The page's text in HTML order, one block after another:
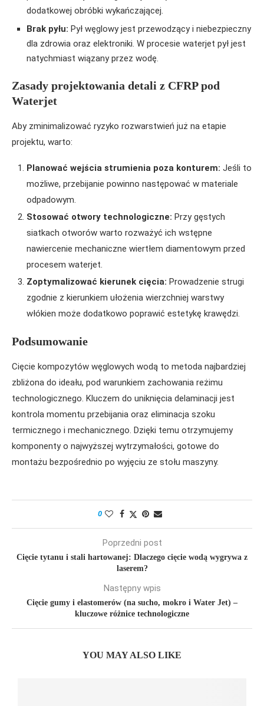
dodatkowej obróbki wykańczającej.
Brak pyłu: Pył węglowy jest przewodzący i niebezpieczny
dla zdrowia oraz elektroniki. W procesie waterjet pył jest
natychmiast wiązany przez wodę.
Zasady projektowania detali z CFRP pod
Waterjet
Aby zminimalizować ryzyko rozwarstwień już na etapie
projektu, warto:
Planować wejścia strumienia poza konturem: Jeśli to
możliwe, przebijanie powinno następować w materiale
odpadowym.
Stosować otwory technologiczne: Przy gęstych
siatkach otworów warto rozważyć ich wstępne
nawiercenie mechaniczne wiertłem diamentowym przed
procesem waterjet.
Zoptymalizować kierunek cięcia: Prowadzenie strugi
zgodnie z kierunkiem ułożenia wierzchniej warstwy
włókien może dodatkowo poprawić estetykę krawędzi.
Podsumowanie
Cięcie kompozytów węglowych wodą to metoda najbardziej
zbliżona do ideału, pod warunkiem zachowania reżimu
technologicznego. Kluczem do uniknięcia delaminacji jest
kontrola momentu przebijania oraz eliminacja szoku
termicznego i mechanicznego. Dzięki temu otrzymujemy
komponenty o najwyższej wytrzymałości, gotowe do
montażu bezpośrednio po wyjęciu ze stołu maszyny.
0
Poprzedni post
Cięcie tytanu i stali hartowanej: Dlaczego cięcie wodą wygrywa z
laserem?
Następny wpis
Cięcie gumy i elastomerów (na sucho, mokro i Water Jet) –
kluczowe różnice technologiczne
YOU MAY ALSO LIKE